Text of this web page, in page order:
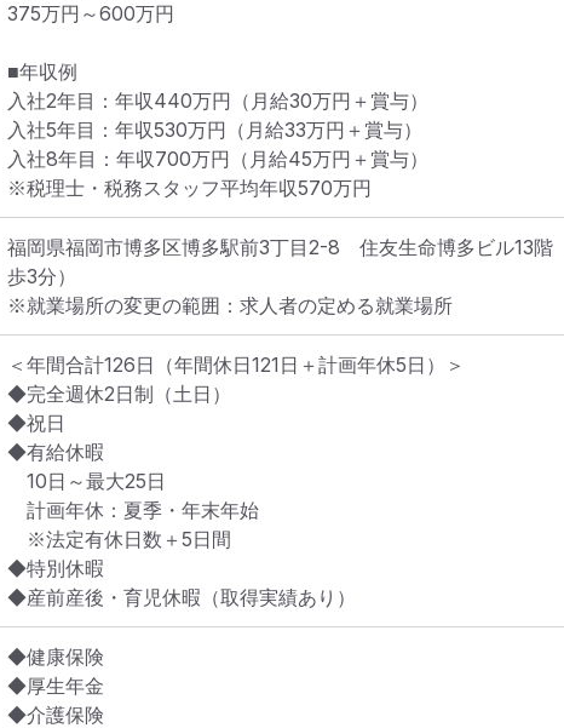
375万円～600万円
■年収例
入社2年目：年収440万円（月給30万円＋賞与）
入社5年目：年収530万円（月給33万円＋賞与）
入社8年目：年収700万円（月給45万円＋賞与）
※税理士・税務スタッフ平均年収570万円
福岡県福岡市博多区博多駅前3丁目2-8　住友生命博多ビル13階
歩3分）
※就業場所の変更の範囲：求人者の定める就業場所
＜年間合計126日（年間休日121日＋計画年休5日）＞
◆完全週休2日制（土日）
◆祝日
◆有給休暇
10日～最大25日
計画年休：夏季・年末年始
※法定有休日数＋5日間
◆特別休暇
◆産前産後・育児休暇（取得実績あり）
◆健康保険
◆厚生年金
◆介護保険